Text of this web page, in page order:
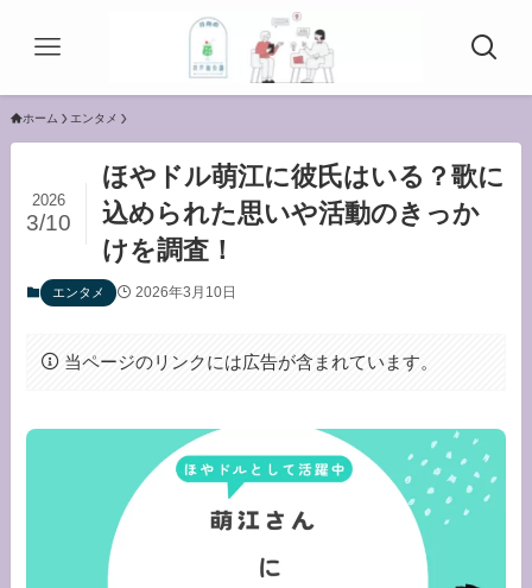
ホーム エンタメ
ほやドル萌江に彼氏はいる？歌に
込められた思いや活動のきっか
けを調査！
2026
3/10
エンタメ 2026年3月10日
当ページのリンクには広告が含まれています。